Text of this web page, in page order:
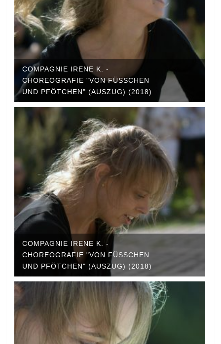
COMPAGNIE IRENE K. -
CHOREOGRAFIE "VON FÜSSCHEN U
ND PFÖTCHEN" (AUSZUG) (2018)
COMPAGNIE IRENE K. -
CHOREOGRAFIE "VON FÜSSCHEN U
ND PFÖTCHEN" (AUSZUG) (2018)